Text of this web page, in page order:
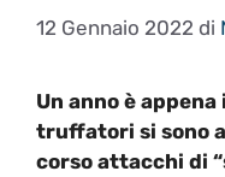
12 Gennaio 2022 di
Un anno è
truffatori si sono
corso attacchi di